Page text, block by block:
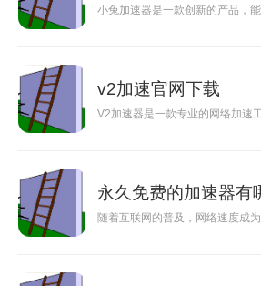
小兔加速器是一款创新的产品，
v2加速官网下载
V2加速器是一款专业的网络加速
永久免费的加速器有
随着互联网的普及，网络速度成